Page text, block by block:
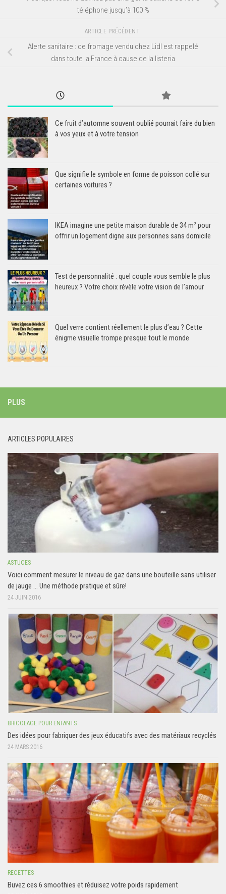
téléphone jusqu’à 100 %
ARTICLE PRÉCÉDENT
Alerte sanitaire : ce fromage vendu chez Lidl est rappelé
dans toute la France à cause de la listeria
Ce fruit d’automne souvent oublié pourrait faire du bien
à vos yeux et à votre tension
Que signifie le symbole en forme de poisson collé sur
certaines voitures ?
IKEA imagine une petite maison durable de 34 m² pour
offrir un logement digne aux personnes sans domicile
Test de personnalité : quel couple vous semble le plus
heureux ? Votre choix révèle votre vision de l’amour
Quel verre contient réellement le plus d’eau ? Cette
énigme visuelle trompe presque tout le monde
PLUS
ARTICLES POPULAIRES
ASTUCES
Voici comment mesurer le niveau de gaz dans une bouteille sans utiliser
de jauge … Une méthode pratique et sûre!
24 JUIN 2016
BRICOLAGE POUR ENFANTS
Des idées pour fabriquer des jeux éducatifs avec des matériaux recyclés
24 MARS 2016
RECETTES
Buvez ces 6 smoothies et réduisez votre poids rapidement